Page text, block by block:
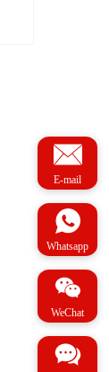
E-mail
Whatsapp
WeChat